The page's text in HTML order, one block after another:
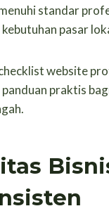
standar
pasar
website
praktis